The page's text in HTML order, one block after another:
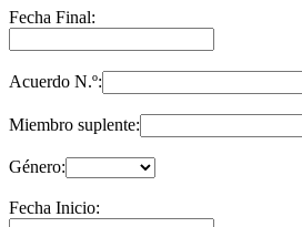
Fecha Final:
Acuerdo N.º:
Miembro suplente:
Género:
Fecha Inicio: